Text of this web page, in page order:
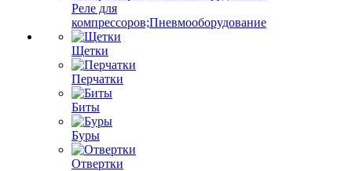
Реле для
компрессоров;Пневмооборудование
Щетки
Перчатки
Биты
Буры
Отвертки